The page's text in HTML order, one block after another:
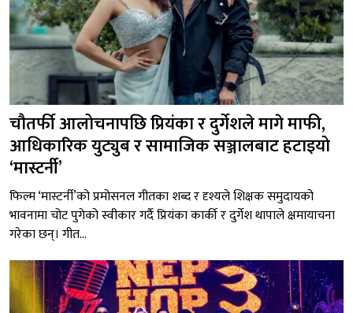
चौतर्फी आलोचनापछि प्रियंका र दुर्गेशले मागे माफी,
आधिकारिक युट्युब र सामाजिक सञ्जालबाट हटाइयो
‘मास्टर्नी’
फिल्म ‘मास्टर्नी’को प्रमोसनल गीतका शब्द र दृश्यले शिक्षक समुदायको
भावनामा चोट पुगेको स्वीकार गर्दै प्रियंका कार्की र दुर्गेश थापाले क्षमायाचना
गरेका छन्। गीत...